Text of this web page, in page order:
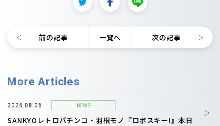
前の記事 一覧へ 次の記事
More Articles
2026.08.06 NEWS
SANKYOレトロパチンコ・羽根モノ『ロボスキーI』本日